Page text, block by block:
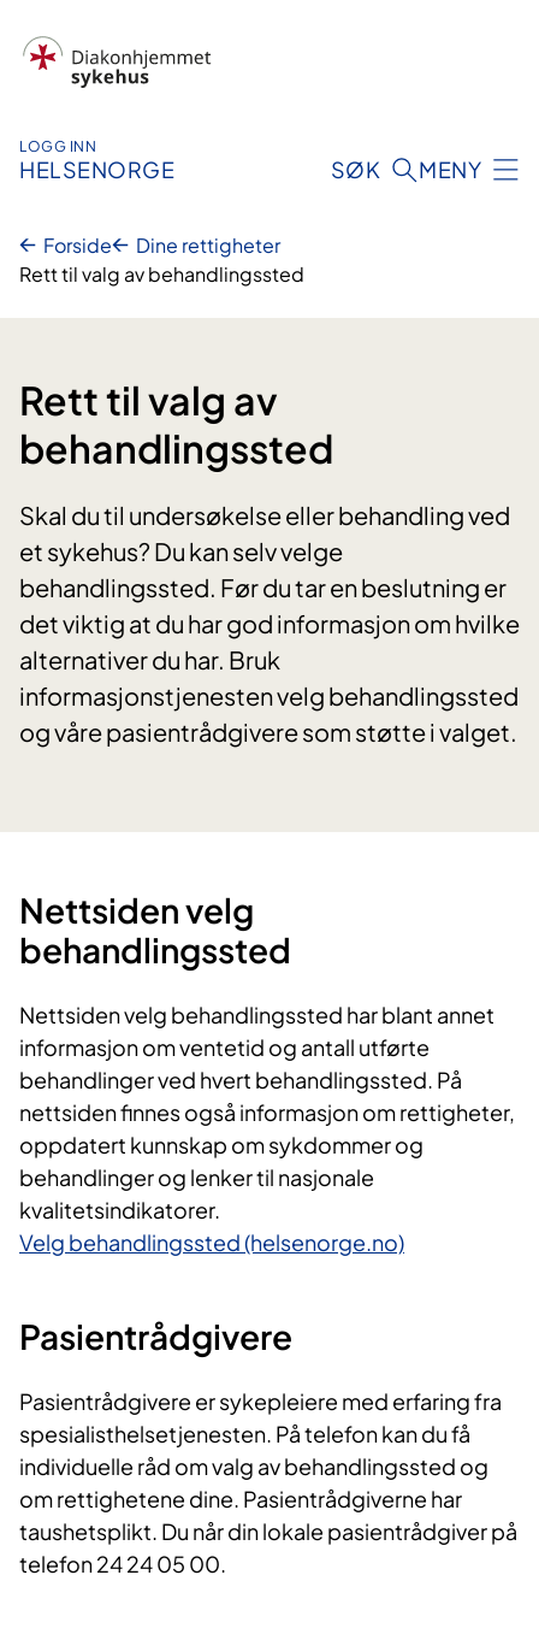
innhold
LOGG INN
HELSENORGE SØK MENY
Forside
Dine rettigheter
Rett til valg av behandlingssted
Rett til valg av
behandlingssted
Skal du til undersøkelse eller behandling ved
et sykehus? Du kan selv velge
behandlingssted. Før du tar en beslutning er
det viktig at du har god informasjon om hvilke
alternativer du har. Bruk
informasjonstjenesten velg behandlingssted
og våre pasientrådgivere som støtte i valget.
Nettsiden velg
behandlingssted
Nettsiden velg behandlingssted har blant annet
informasjon om ventetid og antall utførte
behandlinger ved hvert behandlingssted. På
nettsiden finnes også informasjon om rettigheter,
oppdatert kunnskap om sykdommer og
behandlinger og lenker til nasjonale
kvalitetsindikatorer.
Velg behandlingssted (helsenorge.no)
​Pasientrådgivere
Pasientrådgivere er sykepleiere med erfaring fra
spesialisthelsetjenesten. På telefon kan du få
individuelle råd om valg av behandlingssted og
om rettighetene dine. Pasientrådgiverne har
taushetsplikt. Du når din lokale pasientrådgiver på
telefon 24 24 05 00.